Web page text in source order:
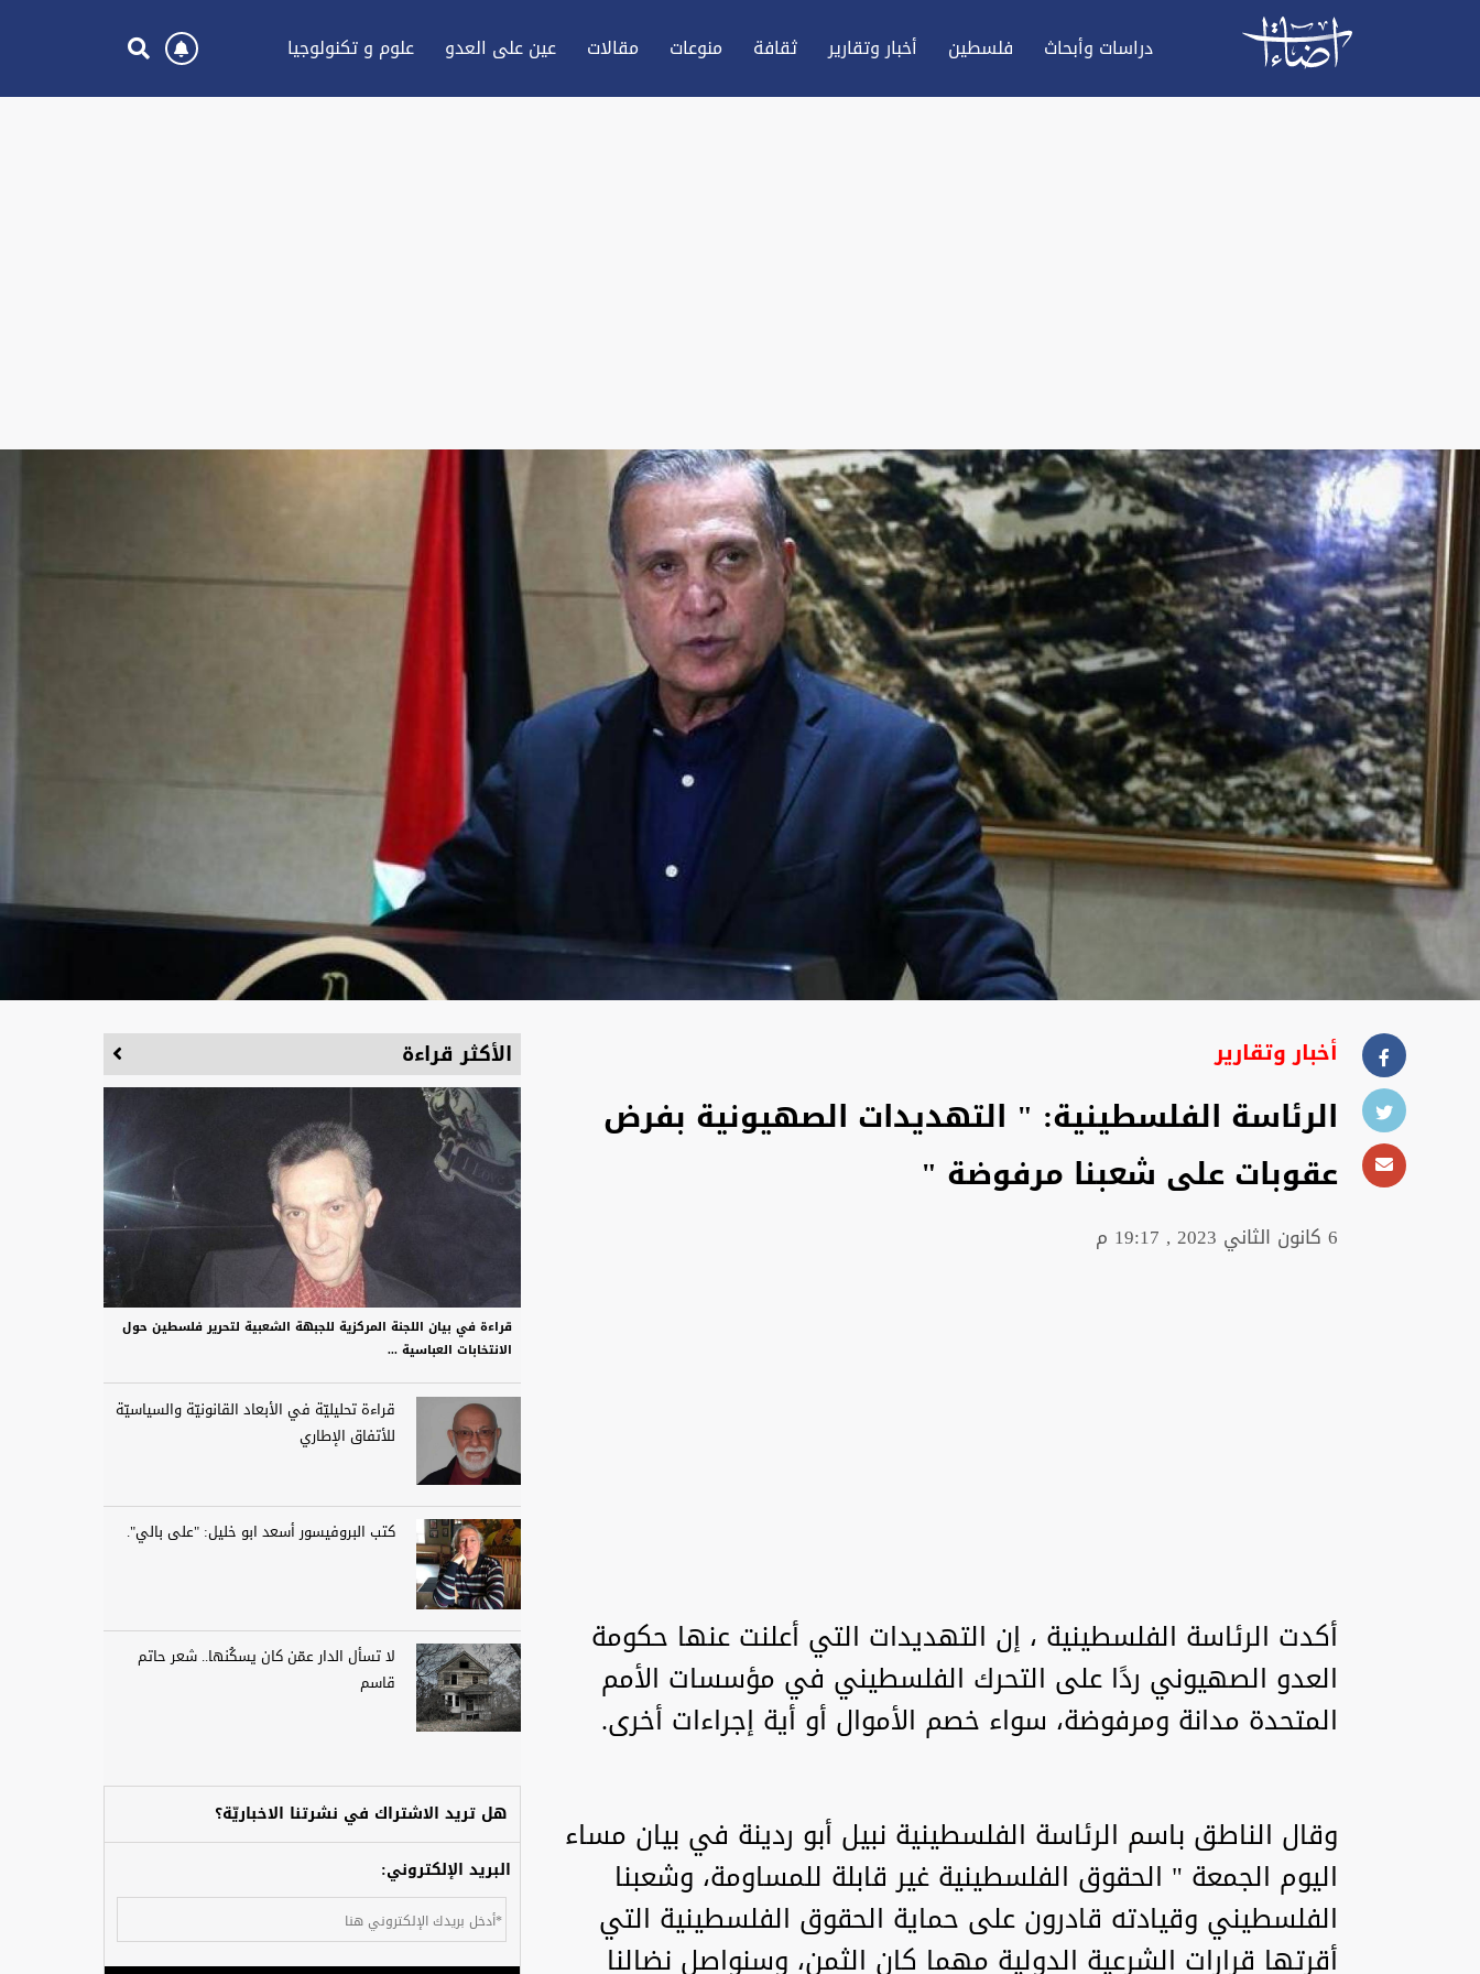
دراسات وأبحاث فلسطين أخبار وتقارير ثقافة منوعات مقالات عين علی العدو علوم و تكنولوجيا
أخبار وتقارير
الرئاسة الفلسطينية: " التهديدات الصهيونية بفرض
عقوبات على شعبنا مرفوضة "
6 كانون الثاني 2023 , 19:17 م
أكدت الرئاسة الفلسطينية ، إن التهديدات التي أعلنت عنها حكومة
العدو الصهيوني ردًا على التحرك الفلسطيني في مؤسسات الأمم
المتحدة مدانة ومرفوضة، سواء خصم الأموال أو أية إجراءات أخرى.
وقال الناطق باسم الرئاسة الفلسطينية نبيل أبو ردينة في بيان مساء
اليوم الجمعة " الحقوق الفلسطينية غير قابلة للمساومة، وشعبنا
الفلسطيني وقيادته قادرون على حماية الحقوق الفلسطينية التي
أقرتها قرارات الشرعية الدولية مهما كان الثمن، وسنواصل نضالنا
الأكثر قراءة
قراءة في بيان اللجنة المركزية للجبهة الشعبية لتحرير فلسطين حول
الانتخابات العباسية ...
قراءة تحليليّة في الأبعاد القانونيّة والسياسيّة
للأتفاق الإطاري
كتب البروفيسور أسعد ابو خليل: "على بالي".
لا تسأل الدار عمّن كان يسكُنها.. شعر حاتم
قاسم
هل تريد الاشتراك في نشرتنا الاخباريّة؟
البريد الإلكتروني: